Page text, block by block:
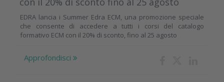
EDRA lancia i Summer Edra ECM, una promozione speciale
che consente di accedere a tutti i corsi del catalogo
formativo ECM con il 20% di sconto, fino al 25 agosto
Approfondisci